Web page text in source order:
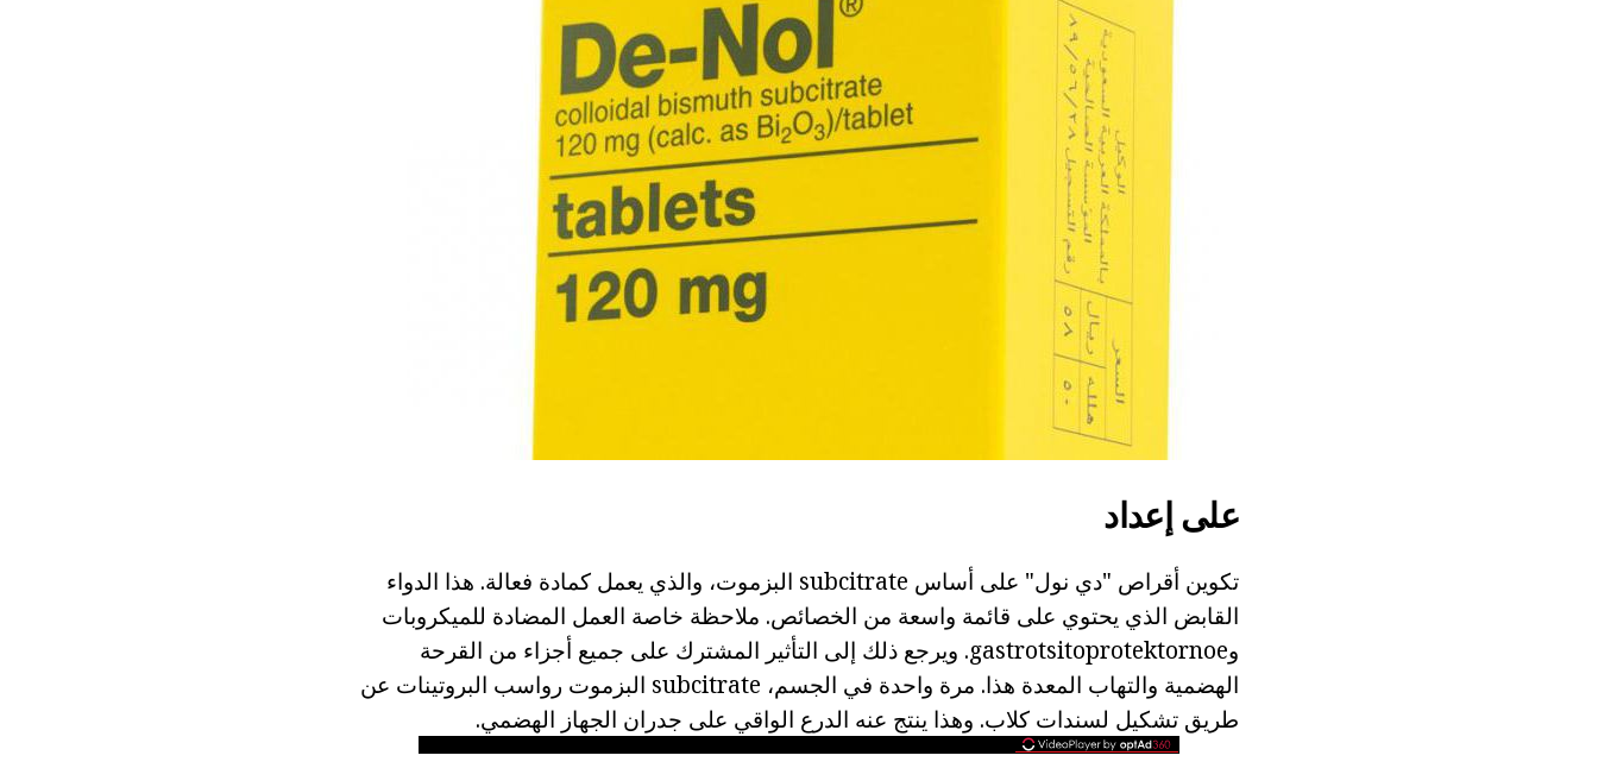
على إعداد
تكوين أقراص "دي نول" على أساس subcitrate البزموت، والذي يعمل كمادة فعالة. هذا الدواء
القابض الذي يحتوي على قائمة واسعة من الخصائص. ملاحظة خاصة العمل المضادة للميكروبات
وgastrotsitoprotektornoe. ويرجع ذلك إلى التأثير المشترك على جميع أجزاء من القرحة
الهضمية والتهاب المعدة هذا. مرة واحدة في الجسم، subcitrate البزموت رواسب البروتينات عن
طريق تشكيل لسندات كلاب. وهذا ينتج عنه الدرع الواقي على جدران الجهاز الهضمي.